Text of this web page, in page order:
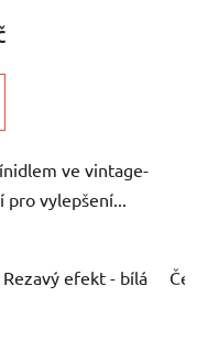
ve vintage-
vylepšení...
Rezavý efekt - bílá